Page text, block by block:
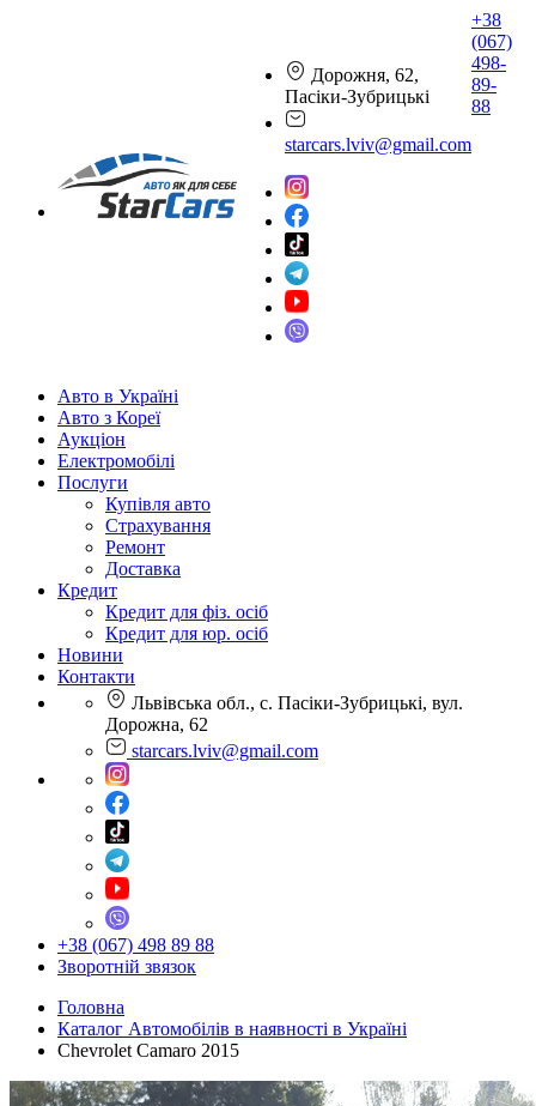
Дорожня, 62,
Пасіки-Зубрицькі
starcars.lviv@gmail.com
+38
(067)
498-
89-
88
Авто в Україні
Авто з Кореї
Аукціон
Електромобілі
Послуги
Купівля авто
Страхування
Ремонт
Доставка
Кредит
Кредит для фіз. осіб
Кредит для юр. осіб
Новини
Контакти
Львівська обл., с. Пасіки-Зубрицькі, вул.
Дорожна, 62
starcars.lviv@gmail.com
+38 (067) 498 89 88
Зворотній звязок
Головна
Каталог Автомобілів в наявності в Україні
Chevrolet Camaro 2015